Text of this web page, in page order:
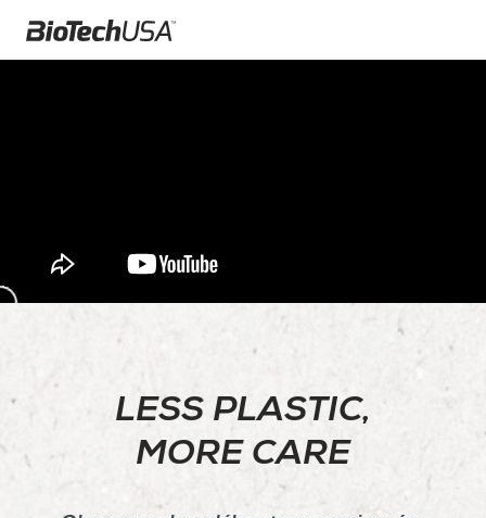
LESS PLASTIC,
MORE CARE